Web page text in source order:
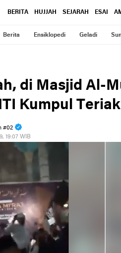
BERITA HUJJAH SEJARAH ESAI
Berita Ensiklopedi Geladi
di Masjid Al-
Kumpul
#02
19:07 WIB